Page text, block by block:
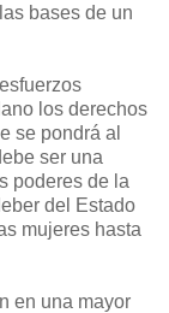
bases de un
los derechos
se pondrá al
ser una
poderes de la
del Estado
mujeres hasta
en una mayor